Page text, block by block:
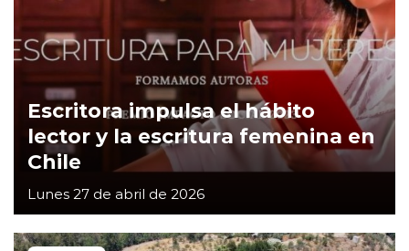
Escritora impulsa el hábito
lector y la escritura femenina en
Chile
Lunes 27 de abril de 2026